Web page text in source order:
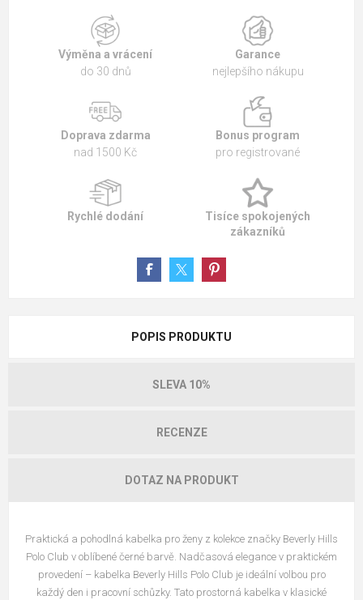
Výměna a vrácení
do 30 dnů
Garance
nejlepšího nákupu
Doprava zdarma
nad 1500 Kč
Bonus program
pro registrované
Rychlé dodání
Tisíce spokojených
zákazníků
POPIS PRODUKTU
SLEVA 10%
RECENZE
DOTAZ NA PRODUKT
Praktická a pohodlná kabelka pro ženy z kolekce značky Beverly Hills
Polo Club v oblíbené černé barvě . Nadčasová elegance v praktickém
provedení – kabelka Beverly Hills Polo Club je ideální volbou pro
každý den i pracovní schůzky. Tato prostorná kabelka v klasické